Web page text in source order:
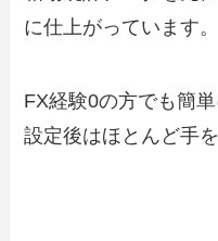
に仕上がっています。
FX経験0の方でも簡
設定後はほとんど手